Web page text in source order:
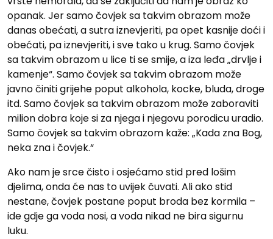
opanak. Jer samo čovjek sa takvim obrazom može
danas obećati, a sutra iznevjeriti, pa opet kasnije doći i
obećati, pa iznevjeriti, i sve tako u krug. Samo čovjek
sa takvim obrazom u lice ti se smije, a iza leđa „drvlje i
kamenje“. Samo čovjek sa takvim obrazom može
javno činiti grijehe poput alkohola, kocke, bluda, droge
itd. Samo čovjek sa takvim obrazom može zaboraviti
milion dobra koje si za njega i njegovu porodicu uradio.
Samo čovjek sa takvim obrazom kaže: „Kada zna Bog,
neka zna i čovjek.“
Ako nam je srce čisto i osjećamo stid pred lošim
djelima, onda će nas to uvijek čuvati. Ali ako stid
nestane, čovjek postane poput broda bez kormila –
ide gdje ga voda nosi, a voda nikad ne bira sigurnu
luku.